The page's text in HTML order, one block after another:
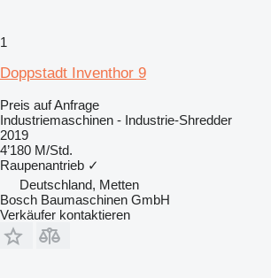
1
Doppstadt Inventhor 9
Preis auf Anfrage
Industriemaschinen - Industrie-Shredder
2019
4’180 M/Std.
Raupenantrieb ✓
Deutschland, Metten
Bosch Baumaschinen GmbH
Verkäufer kontaktieren